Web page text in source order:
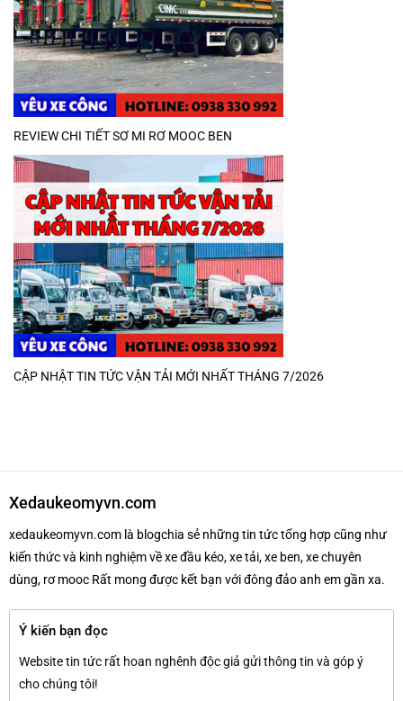
REVIEW CHI TIẾT SƠ MI RƠ MOOC BEN
CẬP NHẬT TIN TỨC VẬN TẢI MỚI NHẤT THÁNG 7/2026
Xedaukeomyvn.com
xedaukeomyvn.com là blogchia sẻ những tin tức tổng hợp cũng như
kiến thức và kinh nghiệm về xe đầu kéo, xe tải, xe ben, xe chuyên
dùng, rơ mooc Rất mong được kết bạn với đông đảo anh em gần xa.
Ý kiến bạn đọc
Website tin tức rất hoan nghênh độc giả gửi thông tin và góp ý
cho chúng tôi!